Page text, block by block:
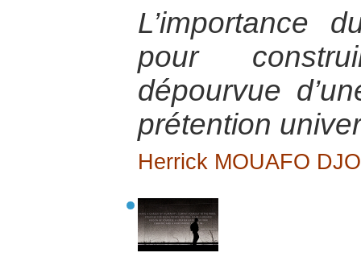
L’importance
pour
dépourvue
prétention
Herrick MOUAFO